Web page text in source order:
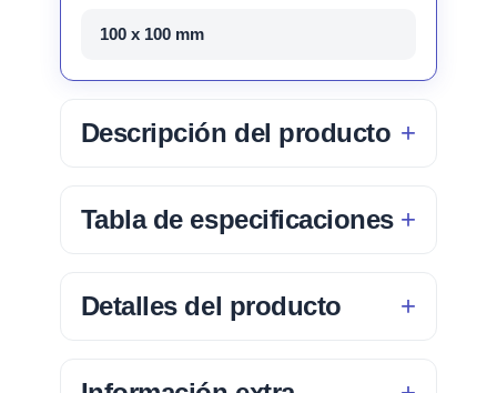
100 x 100 mm
Descripción del producto
Tabla de especificaciones
Detalles del producto